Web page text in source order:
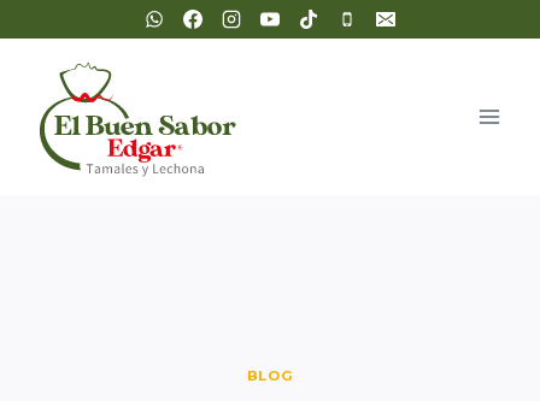
al
contenido
BLOG